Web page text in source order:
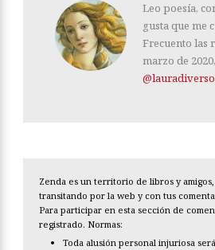
Leo poesía,
gusta que me
Frecuento las
marzo de
@lauradiverso
Zenda es un territorio de libros y
transitando por la web y con tus
Para participar en esta sección de
registrado. Normas:
Toda alusión personal injuriosa